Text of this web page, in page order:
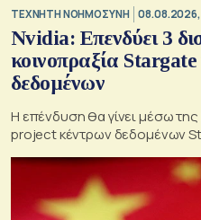
TΕΧΝΗΤΗ ΝΟΗΜΟΣΥΝΗ
Nvidia: Επενδύει 3
κοινοπραξία
δεδομένων
Η επένδυση θα γίνει μέσω
project κέντρων δεδομένων